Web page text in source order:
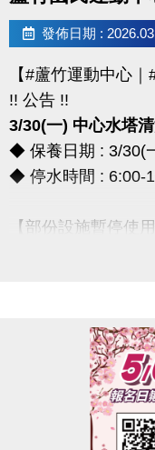
用），須現場報名繳費使用。
想報名期課及家教班的運動
發佈日期 :
【#蘆竹運動中心
!! 公告 !!
3/30(一) 中心水塔
◆ 保養日期 : 3/30(
◆ 停水時間 : 6:00-
【部份設施暫停使用
*** 造成不便，敬請
-洽詢專線：03-
-